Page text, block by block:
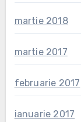
martie 2018
martie 2017
februarie 2017
ianuarie 2017